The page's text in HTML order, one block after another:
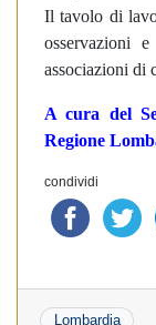
Il tavolo di
osservazioni
associazioni di
A cura del
Regione
condividi
Lombardia